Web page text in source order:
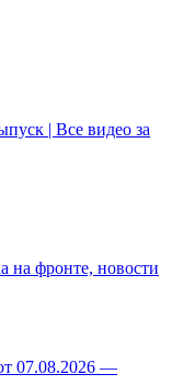
| Все видео за
на фронте, новости
07.08.2026 —